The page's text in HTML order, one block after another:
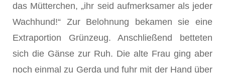
das Mütterchen, „ihr seid aufmerksamer als jeder
Wachhund!“ Zur Belohnung bekamen sie eine
Extraportion Grünzeug. Anschließend betteten
sich die Gänse zur Ruh. Die alte Frau ging aber
noch einmal zu Gerda und fuhr mit der Hand über